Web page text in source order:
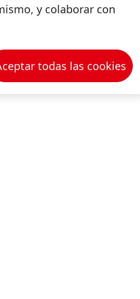
innovadores que
empleados, así como a
y colaborar con
todas las cookies